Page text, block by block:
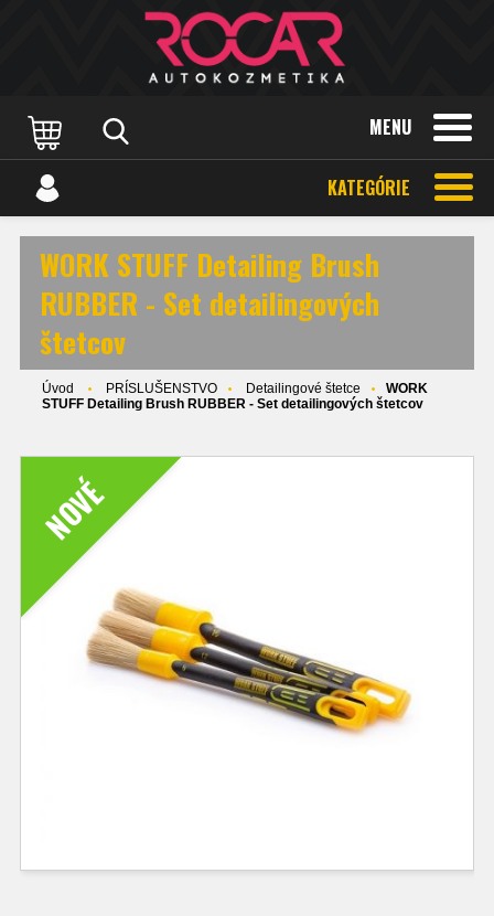
MENU
KATEGÓRIE
WORK STUFF Detailing Brush
RUBBER - Set detailingových
štetcov
Úvod PRÍSLUŠENSTVO Detailingové štetce
WORK
STUFF Detailing Brush RUBBER - Set detailingových štetcov
NOVÉ